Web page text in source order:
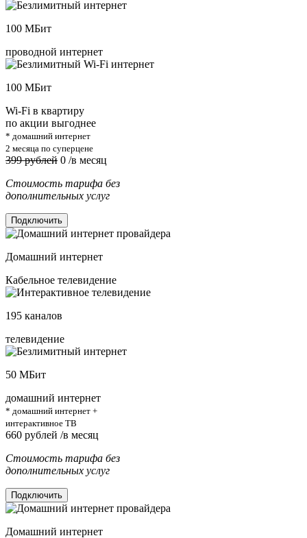
100 МБит
проводной интернет
100 МБит
Wi-Fi в квартиру
по акции выгоднее
* домашний интернет
2 месяца по суперцене
399 рублей 0 /в месяц
Стоимость тарифа без
дополнительных услуг
Подключить
Домашний интернет
Кабельное телевидение
195 каналов
телевидение
50 МБит
домашний интернет
* домашний интернет +
интерактивное ТВ
660 рублей /в месяц
Стоимость тарифа без
дополнительных услуг
Подключить
Домашний интернет